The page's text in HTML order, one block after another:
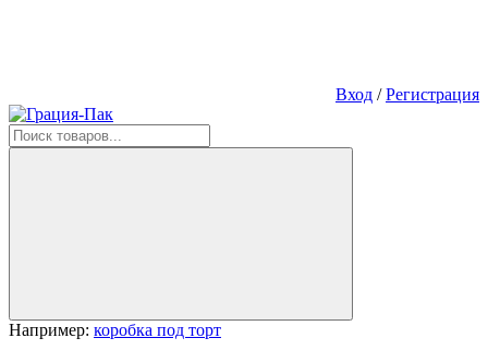
Вход /Регистрация
Например: коробка под торт